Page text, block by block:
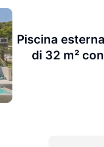
Piscina
di 32 m²